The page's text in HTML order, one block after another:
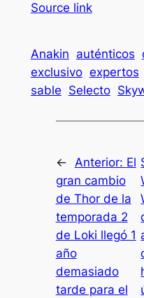
Source link
Anakin auténticos
exclusivo expertos
sable Selecto
← Anterior: El
gran cambio
de Thor de la
temporada 2
de Loki llegó 1
año
demasiado
tarde para el